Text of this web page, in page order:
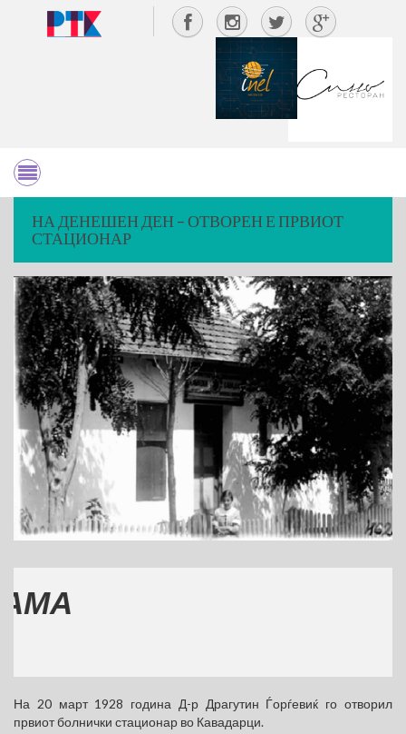
НА ДЕНЕШЕН ДЕН – ОТВОРЕН Е ПРВИОТ
СТАЦИОНАР
На 20 март 1928 година Д-р Драгутин Ѓорѓевиќ го отворил
првиот болнички стационар во Кавадарци.